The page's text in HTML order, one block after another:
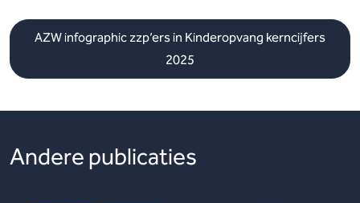
AZW infographic zzp’ers in Kinderopvang kerncijfers
2025
Andere publicaties